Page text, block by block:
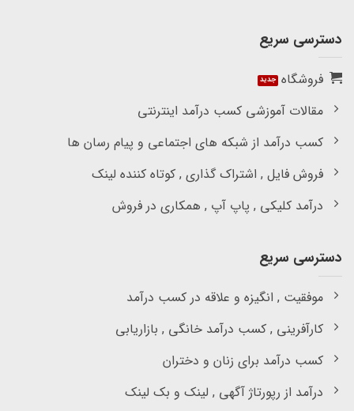
دسترسی سریع
فروشگاه
مقالات آموزشی کسب درآمد اینترنتی
کسب درآمد از شبکه های اجتماعی و پیام رسان ها
فروش فایل , اشتراک گذاری , کوتاه کننده لینک
درآمد کلیکی , پاپ آپ , همکاری در فروش
دسترسی سریع
موفقیت , انگیزه و علاقه در کسب درآمد
کارآفرینی , کسب درآمد خانگی , بازاریابی
کسب درآمد برای زنان و دختران
درآمد از رپورتاژ آگهی , لینک و بک لینک